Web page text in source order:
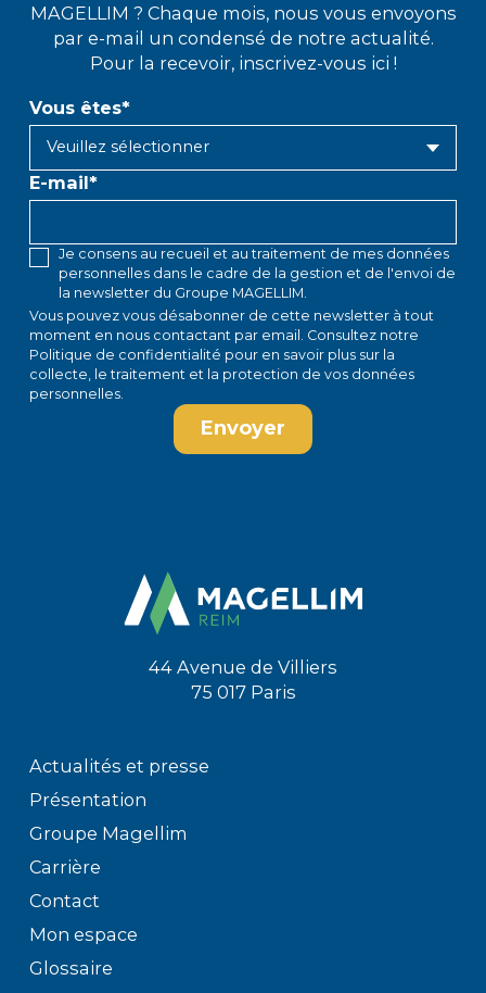
MAGELLIM ? Chaque mois, nous vous envoyons
par e-mail un condensé de notre actualité.
Pour la recevoir, inscrivez-vous ici !
Vous êtes*
E-mail*
Je consens au recueil et au traitement de mes données
personnelles dans le cadre de la gestion et de l'envoi de
la newsletter du Groupe MAGELLIM.
Vous pouvez vous désabonner de cette newsletter à tout
moment en nous contactant par email . Consultez notre
Politique de confidentialité pour en savoir plus sur la
collecte, le traitement et la protection de vos données
personnelles.
44 Avenue de Villiers
75 017 Paris
Actualités et presse
Présentation
Groupe Magellim
Carrière
Contact
Mon espace
Glossaire